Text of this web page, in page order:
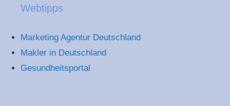
Webtipps
Marketing Agentur Deutschland
Makler in Deutschland
Gesundheitsportal